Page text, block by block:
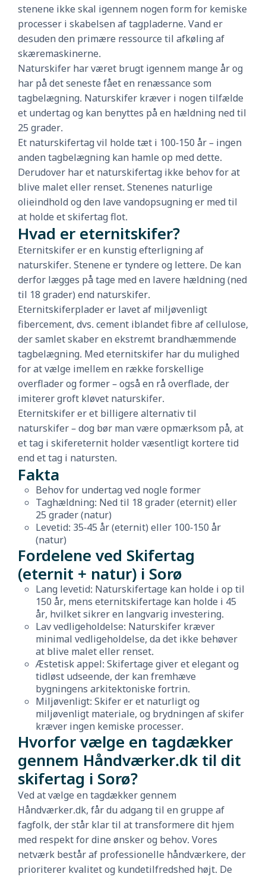
stenene ikke skal igennem nogen form for kemiske
processer i skabelsen af tagpladerne. Vand er
desuden den primære ressource til afkøling af
skæremaskinerne.
Naturskifer har været brugt igennem mange år og
har på det seneste fået en renæssance som
tagbelægning. Naturskifer kræver i nogen tilfælde
et undertag og kan benyttes på en hældning ned til
25 grader.
Et naturskifertag vil holde tæt i 100-150 år – ingen
anden tagbelægning kan hamle op med dette.
Derudover har et naturskifertag ikke behov for at
blive malet eller renset. Stenenes naturlige
olieindhold og den lave vandopsugning er med til
at holde et skifertag flot.
Hvad er eternitskifer?
Eternitskifer er en kunstig efterligning af
naturskifer. Stenene er tyndere og lettere. De kan
derfor lægges på tage med en lavere hældning (ned
til 18 grader) end naturskifer.
Eternitskiferplader er lavet af miljøvenligt
fibercement, dvs. cement iblandet fibre af cellulose,
der samlet skaber en ekstremt brandhæmmende
tagbelægning. Med eternitskifer har du mulighed
for at vælge imellem en række forskellige
overflader og former – også en rå overflade, der
imiterer groft kløvet naturskifer.
Eternitskifer er et billigere alternativ til
naturskifer – dog bør man være opmærksom på, at
et tag i skifereternit holder væsentligt kortere tid
end et tag i natursten.
Fakta
Behov for undertag ved nogle former
Taghældning: Ned til 18 grader (eternit) eller
25 grader (natur)
Levetid: 35-45 år (eternit) eller 100-150 år
(natur)
Fordelene ved Skifertag
(eternit + natur) i Sorø
Lang levetid: Naturskifertage kan holde i op til
150 år, mens eternitskifertage kan holde i 45
år, hvilket sikrer en langvarig investering.
Lav vedligeholdelse: Naturskifer kræver
minimal vedligeholdelse, da det ikke behøver
at blive malet eller renset.
Æstetisk appel: Skifertage giver et elegant og
tidløst udseende, der kan fremhæve
bygningens arkitektoniske fortrin.
Miljøvenligt: Skifer er et naturligt og
miljøvenligt materiale, og brydningen af skifer
kræver ingen kemiske processer.
Hvorfor vælge en tagdækker
gennem Håndværker.dk til dit
skifertag i Sorø?
Ved at vælge en tagdækker gennem
Håndværker.dk, får du adgang til en gruppe af
fagfolk, der står klar til at transformere dit hjem
med respekt for dine ønsker og behov. Vores
netværk består af professionelle håndværkere, der
prioriterer kvalitet og kundetilfredshed højt. De